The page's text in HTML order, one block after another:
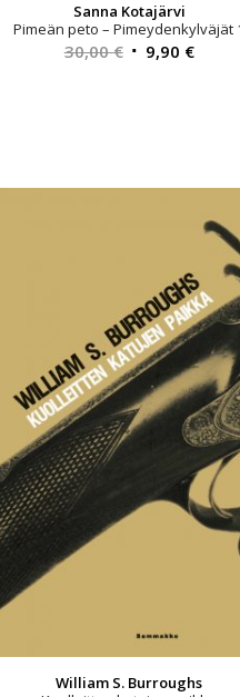
Sanna Kotajärvi
Pimeän peto – Pimeydenkylväjät
30,00€ Alkuperäinen
9,90 €
William S. Burroughs